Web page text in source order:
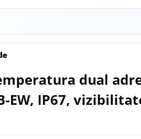
dual
EW, IP67,